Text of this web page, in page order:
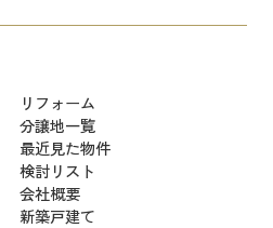
リフォーム
分譲地一覧
最近見た物件
検討リスト
会社概要
新築戸建て